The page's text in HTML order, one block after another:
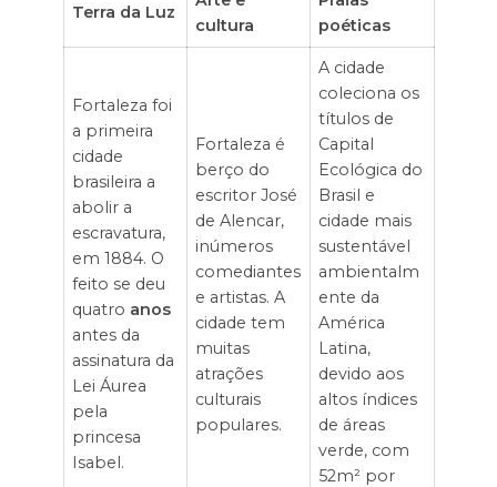
Terra da Luz
cultura
poéticas
Fortaleza foi
a primeira
cidade
brasileira a
abolir a
escravatura,
em 1884. O
feito se deu
quatro anos
antes da
assinatura da
Lei Áurea
pela
princesa
Isabel.
Fortaleza é
berço do
escritor José
de Alencar,
inúmeros
comediantes
e artistas. A
cidade tem
muitas
atrações
culturais
populares.
A cidade
coleciona os
títulos de
Capital
Ecológica do
Brasil e
cidade mais
sustentável
ambientalm
ente da
América
Latina,
devido aos
altos índices
de áreas
verde, com
52m² por